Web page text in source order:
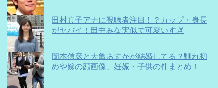
田村真子アナに視聴者注目！？カップ・身長
がヤバイ！田中みな実似で可愛いすぎ
岡本信彦と大亀あすかが結婚してる？馴れ初
めや嫁の顔画像、妊娠・子供の件まとめ！